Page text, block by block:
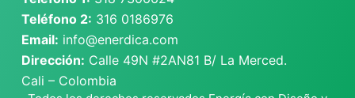
Teléfono 2: 316 0186976
Email: info@enerdica.com
Dirección: Calle 49N #2AN81 B/ La Merced.
Cali – Colombia